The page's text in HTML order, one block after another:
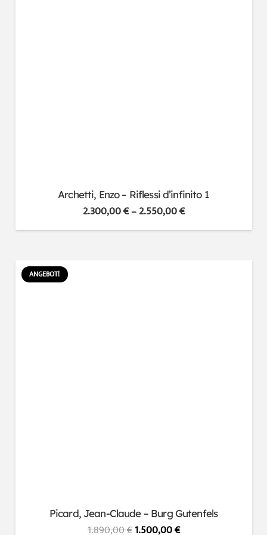
Archetti, Enzo – Riflessi d’infinito 1
2.300,00€–2.550,00€
ANGEBOT!
Picard, Jean-Claude – Burg Gutenfels
1.890,00€Ursprünglicher
1.500,00€Aktueller